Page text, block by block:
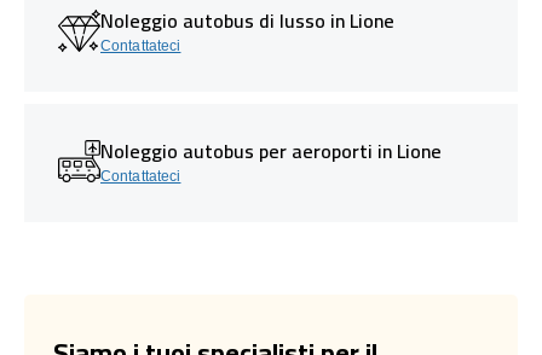
Noleggio autobus di lusso in Lione
Contattateci
Noleggio autobus per aeroporti in Lione
Contattateci